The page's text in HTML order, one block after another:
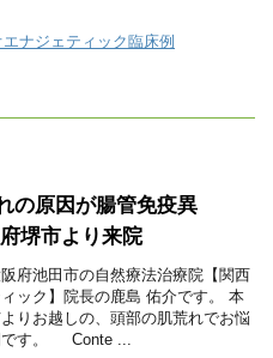
ナジェティック臨床例
の原因が腸管免疫異
堺市より来院
府池田市の自然療法治療院【関西
ック】院長の鹿島 佑介です。 本
りお越しの、頭部の肌荒れでお悩
です。 Conte ...